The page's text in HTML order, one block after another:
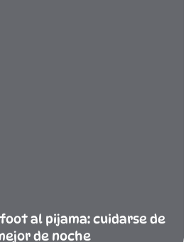
al pijama: cuidarse de
de noche